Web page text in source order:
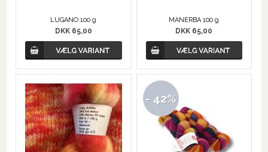
LUGANO 100 g
DKK 65,00
MANERBA 100 g
DKK 65,00
- 42%